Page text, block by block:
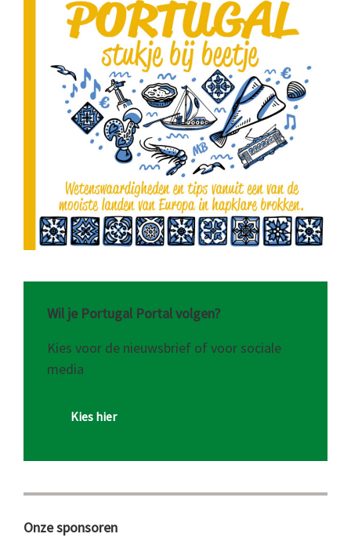
Wil je Portugal Portal volgen?
Kies voor de nieuwsbrief of voor sociale
media
Kies hier
Onze sponsoren